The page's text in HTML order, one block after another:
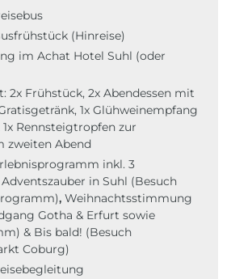
(Hinreise)
im Achat Hotel Suhl (oder
2x Frühstück, 2x Abendessen mit
1x Glühweinempfang
Rennsteigtropfen zur
zweiten Abend
inkl. 3
in Suhl (Besuch
, Weihnachtsstimmung
Gotha & Erfurt sowie
& Bis bald! (Besuch
Coburg)